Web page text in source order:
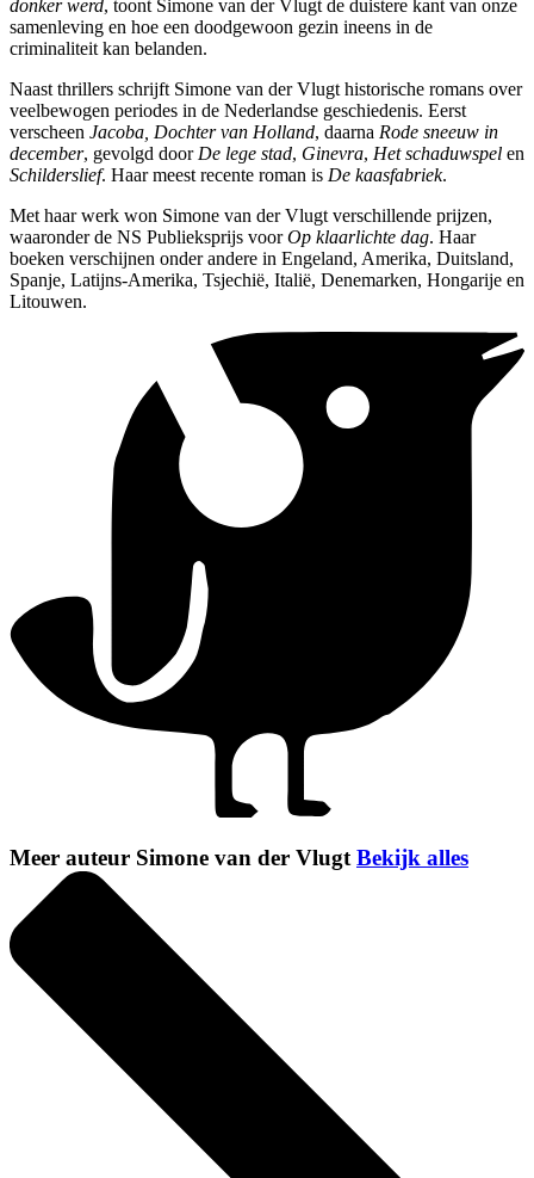
donker werd, toont Simone van der Vlugt de duistere kant van onze
samenleving en hoe een doodgewoon gezin ineens in de
criminaliteit kan belanden.
Naast thrillers schrijft Simone van der Vlugt historische romans over
veelbewogen periodes in de Nederlandse geschiedenis. Eerst
verscheen Jacoba, Dochter van Holland, daarna Rode sneeuw in
december, gevolgd door De lege stad, Ginevra, Het schaduwspel en
Schilderslief. Haar meest recente roman is De kaasfabriek.
Met haar werk won Simone van der Vlugt verschillende prijzen,
waaronder de NS Publieksprijs voorOp klaarlichte dag. Haar
boeken verschijnen onder andere in Engeland, Amerika, Duitsland,
Spanje, Latijns-Amerika, Tsjechië, Italië, Denemarken, Hongarije en
Litouwen.
Meer auteur Simone van der Vlugt Bekijk alles